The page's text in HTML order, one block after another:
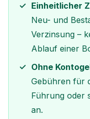
Einheitlicher
Neu- und
Verzinsung –
Ablauf einer
Ohne
Gebühren für
Führung oder
an.